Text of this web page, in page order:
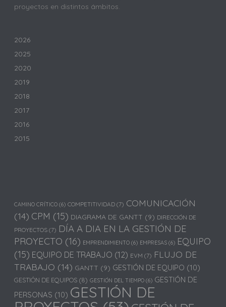
proyectos en distintos ámbitos.
2026
2025
2020
2019
2018
2017
2016
2015
CAMINO CRÍTICO (6) COMPETITIVIDAD (7) COMUNICACIÓN
(14) CPM (15) DIAGRAMA DE GANTT (9) DIRECCIÓN DE
PROYECTOS (7) DÍA A DIA EN LA GESTIÓN DE
PROYECTO (16) EMPRENDIMIENTO (6) EMPRESAS (6) EQUIPO
(15) EQUIPO DE TRABAJO (12) EVM (7) FLUJO DE
TRABAJO (14) GANTT (9) GESTIÓN DE EQUIPO (10)
GESTIÓN DE EQUIPOS (8) GESTIÓN DEL TIEMPO (6) GESTIÓN DE
PERSONAS (10) GESTIÓN DE